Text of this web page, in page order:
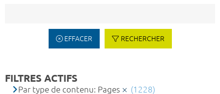
EFFACER RECHERCHER
FILTRES ACTIFS
Par type de contenu: Pages (1228)